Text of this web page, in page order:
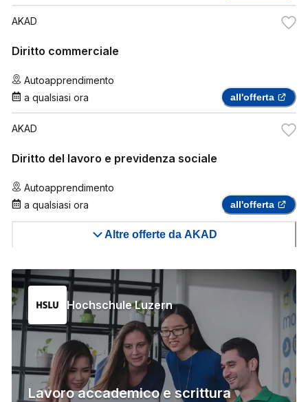
AKAD
Diritto commerciale
Autoapprendimento
a qualsiasi ora
all'offerta
AKAD
Diritto del lavoro e previdenza sociale
Autoapprendimento
a qualsiasi ora
all'offerta
Altre offerte da AKAD
Hochschule Luzern
Lavoro accademico e scrittura